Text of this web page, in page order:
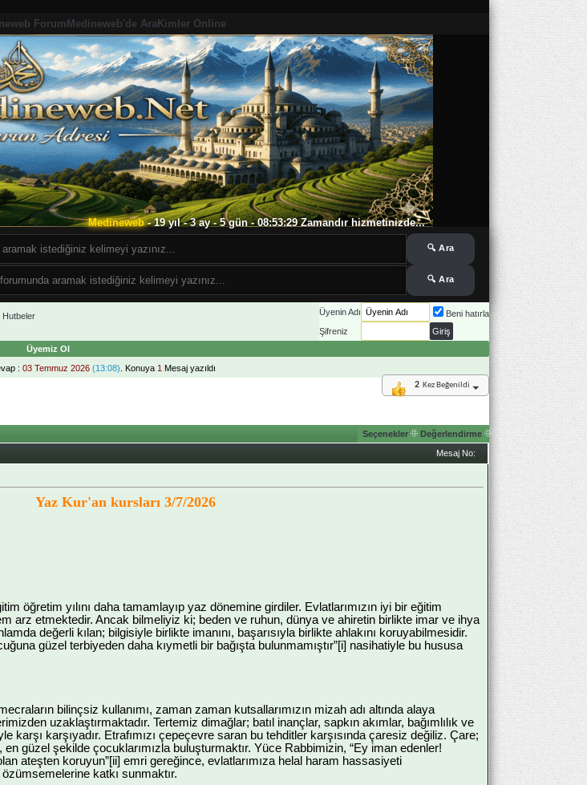
Forum Medineweb'de Ara Kimler Online
Medineweb- 19 yıl - 3 ay - 5 gün - 08:53:30 Zamandır hizmetinizde...
Hutbeler Üyenin Adı
Beni hatırla
Şifreniz
Üyemiz Ol
: 03 Temmuz 2026 (13:08) . Konuya 1 Mesaj yazıldı
2 Kez Beğenildi
Seçenekler
Değerlendirme
Mesaj No:
Yaz Kur'an kursları 3/7/2026
öğretim yılını daha tamamlayıp yaz dönemine girdiler. Evlatlarımızın iyi bir eğitim
arz etmektedir. Ancak bilmeliyiz ki; beden ve ruhun, dünya ve ahiretin birlikte imar ve ihya
değerli kılan; bilgisiyle birlikte imanını, başarısıyla birlikte ahlakını koruyabilmesidir.
güzel terbiyeden daha kıymetli bir bağışta bulunmamıştır”[i] nasihatiyle bu hususa
bilinçsiz kullanımı, zaman zaman kutsallarımızın mizah adı altında alaya
uzaklaştırmaktadır. Tertemiz dimağlar; batıl inançlar, sapkın akımlar, bağımlılık ve
karşı karşıyadır. Etrafımızı çepeçevre saran bu tehditler karşısında çaresiz değiliz. Çare;
güzel şekilde çocuklarımızla buluşturmaktır. Yüce Rabbimizin, “Ey iman edenler!
ateşten koruyun”[ii] emri gereğince, evlatlarımıza helal haram hassasiyeti
katkı sunmaktır.